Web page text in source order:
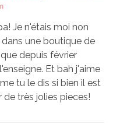
Je n'étais moi non
une boutique de
depuis février
Et bah j'aime
tu le dis si bien il est
très jolies pieces!